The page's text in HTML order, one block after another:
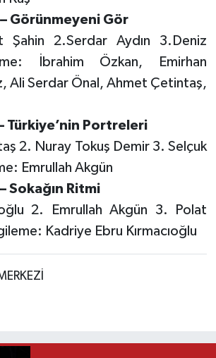
Görünmeyeni Gör
Şahin 2.Serdar Aydın 3.Deniz
İbrahim Özkan, Emirhan
Ali Serdar Önal, Ahmet Çetintaş,
Türkiye’nin Portreleri
2. Nuray Tokuş Demir 3. Selçuk
Emrullah Akgün
Sokağın Ritmi
2. Emrullah Akgün 3. Polat
Kadriye Ebru Kırmacıoğlu